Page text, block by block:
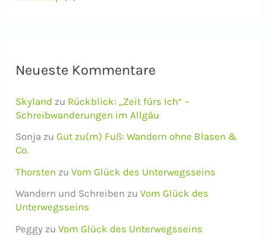
Neueste Kommentare
Skyland zu Rückblick: „Zeit fürs Ich“ –
Schreibwanderungen im Allgäu
Sonja zuGut zu(m) Fuß: Wandern ohne Blasen &
Co.
Thorsten zuVom Glück des Unterwegsseins
Wandern und Schreiben zuVom Glück des
Unterwegsseins
Peggy zuVom Glück des Unterwegsseins